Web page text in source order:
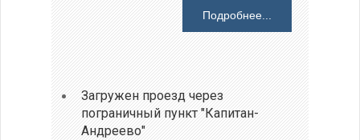
Подробнее...
Загружен проезд через
пограничный пункт "Капитан-
Андреево"